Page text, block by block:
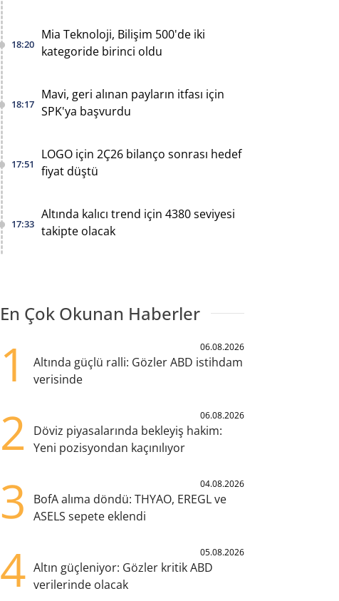
18:20
Mia Teknoloji, Bilişim 500'de iki
kategoride birinci oldu
18:17
Mavi, geri alınan payların itfası için
SPK'ya başvurdu
17:51
LOGO için 2Ç26 bilanço sonrası hedef
fiyat düştü
17:33
Altında kalıcı trend için 4380 seviyesi
takipte olacak
En Çok Okunan Haberler
1 06.08.2026
Altında güçlü ralli: Gözler ABD istihdam
verisinde
2 06.08.2026
Döviz piyasalarında bekleyiş hakim:
Yeni pozisyondan kaçınılıyor
3 04.08.2026
BofA alıma döndü: THYAO, EREGL ve
ASELS sepete eklendi
4 05.08.2026
Altın güçleniyor: Gözler kritik ABD
verilerinde olacak